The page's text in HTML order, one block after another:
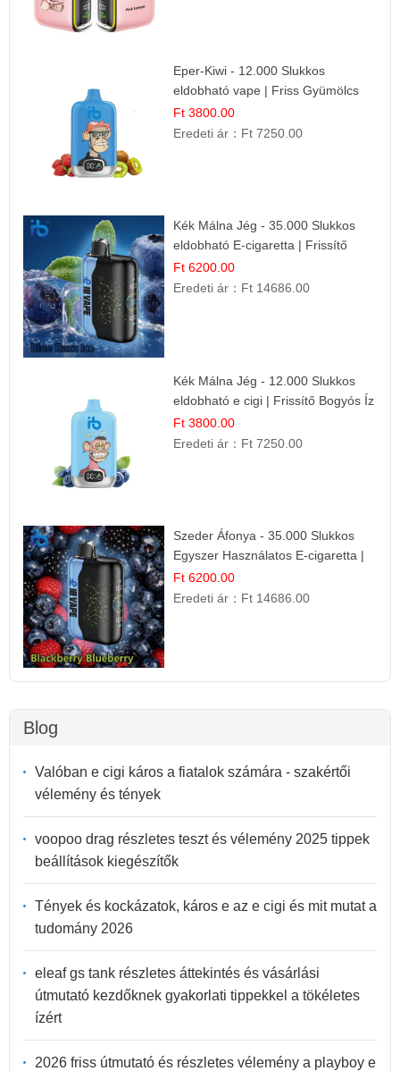
Eper-Kiwi - 12.000 Slukkos
eldobható vape | Friss Gyümölcs
Kombináció
Ft 3800.00
Eredeti ár： Ft 7250.00
Kék Málna Jég - 35.000 Slukkos
eldobható E-cigaretta | Frissítő
Ízélmény
Ft 6200.00
Eredeti ár： Ft 14686.00
Kék Málna Jég - 12.000 Slukkos
eldobható e cigi | Frissítő Bogyós Íz
Ft 3800.00
Eredeti ár： Ft 7250.00
Szeder Áfonya - 35.000 Slukkos
Egyszer Használatos E-cigaretta |
Prémium Ízélmény
Ft 6200.00
Eredeti ár： Ft 14686.00
Blog
Valóban e cigi káros a fiatalok számára - szakértői
vélemény és tények
voopoo drag részletes teszt és vélemény 2025 tippek
beállítások kiegészítők
Tények és kockázatok, káros e az e cigi és mit mutat a
tudomány 2026
eleaf gs tank részletes áttekintés és vásárlási
útmutató kezdőknek gyakorlati tippekkel a tökéletes
ízért
2026 friss útmutató és részletes vélemény a playboy e